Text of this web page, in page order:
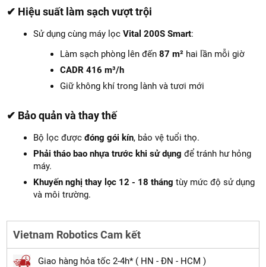
✔ Hiệu suất làm sạch vượt trội
Sử dụng cùng máy lọcVital 200S Smart:
Làm sạch phòng lên đến87 m² hai lần mỗi giờ
CADR 416 m³/h
Giữ không khí trong lành và tươi mới
✔ Bảo quản và thay thế
Bộ lọc đượcđóng gói kín, bảo vệ tuổi thọ.
Phải tháo bao nhựa trước khi sử dụng để tránh hư hỏng
máy.
Khuyến nghị thay lọc 12 - 18 tháng tùy mức độ sử dụng
và môi trường.
Vietnam Robotics Cam kết
Giao hàng hỏa tốc 2-4h* ( HN - ĐN - HCM )